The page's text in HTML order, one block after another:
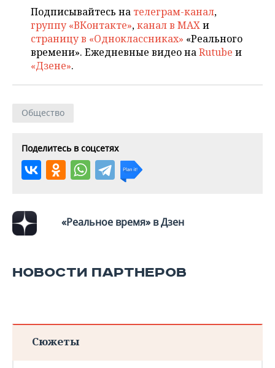
Подписывайтесь на телеграм-канал,
группу «ВКонтакте»,канал в MAXи
страницу в «Одноклассниках» «Реального
времени». Ежедневные видео наRutube и
«Дзене».
Общество
Поделитесь в соцсетях
«Реальное время» в Дзен
НОВОСТИ ПАРТНЕРОВ
Сюжеты